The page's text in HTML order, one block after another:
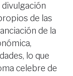
de las
de la
lo que
celebre de